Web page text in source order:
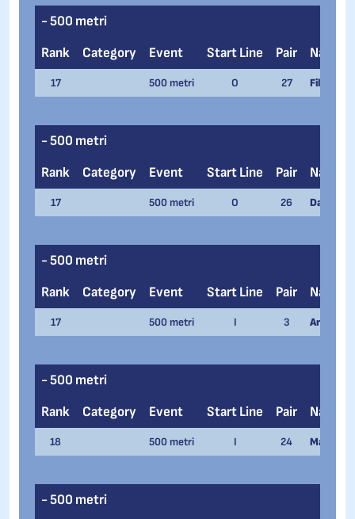
- 500 metri
Rank
Category Event Start Line Pair Name
17 500 metri O 27 Filippo
- 500 metri
Rank
Category Event Start Line Pair Name
17 500 metri O 26 Davide
- 500 metri
Rank
Category Event Start Line Pair Name
17 500 metri I 3 Arianna
- 500 metri
Rank
Category Event Start Line Pair Name
18 500 metri I 24 Matteo
- 500 metri